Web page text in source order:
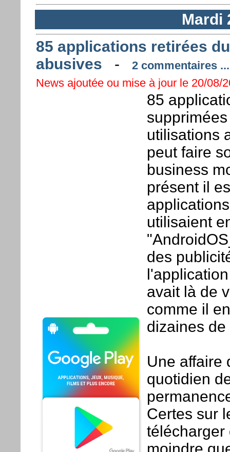
Mardi
85 applications retirées
abusives -
2 commentaires ...
News ajoutée ou mise à jour le 20/08/
85
utilisations
peut faire
business
présent il
utilisaient
des
avait là de
comme il
dizaines
Une affaire
quotidien
Certes sur
télécharger